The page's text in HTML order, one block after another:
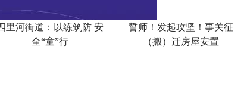
里河街道：以练筑防 安
全“童”行
誓师！发起攻坚！事关征
（搬）迁房屋安置